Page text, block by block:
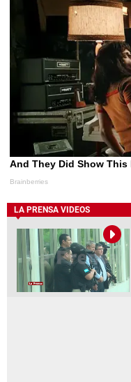
LA PRENSA VIDEOS